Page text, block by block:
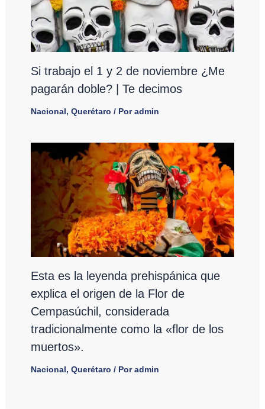
Si trabajo el 1 y 2 de noviembre ¿Me
pagarán doble? | Te decimos
Nacional, Querétaro / Poradmin
Esta es la leyenda prehispánica que
explica el origen de la Flor de
Cempasúchil, considerada
tradicionalmente como la «flor de los
muertos».
Nacional, Querétaro / Poradmin